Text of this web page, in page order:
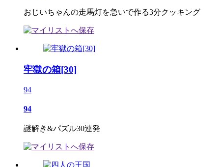
おじいちゃんの走馬灯を急いで作る3分クッキング
牢獄の箱[30]
94
94
謎解き&パズル30連発